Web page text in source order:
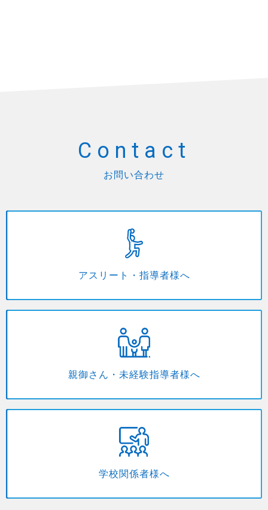
Contact
お問い合わせ
アスリート・指導者様へ
親御さん・未経験指導者様へ
学校関係者様へ